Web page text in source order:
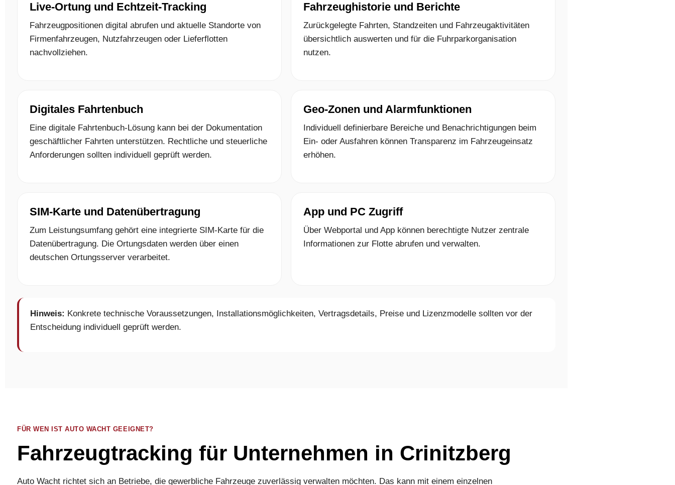
Live-Ortung und Echtzeit-Tracking
Fahrzeugpositionen digital abrufen und aktuelle Standorte von
Firmenfahrzeugen, Nutzfahrzeugen oder Lieferflotten
nachvollziehen.
Fahrzeughistorie und Berichte
Zurückgelegte Fahrten, Standzeiten und Fahrzeugaktivitäten
übersichtlich auswerten und für die Fuhrparkorganisation
nutzen.
Digitales Fahrtenbuch
Eine digitale Fahrtenbuch-Lösung kann bei der Dokumentation
geschäftlicher Fahrten unterstützen. Rechtliche und steuerliche
Anforderungen sollten individuell geprüft werden.
Geo-Zonen und Alarmfunktionen
Individuell definierbare Bereiche und Benachrichtigungen beim
Ein- oder Ausfahren können Transparenz im Fahrzeugeinsatz
erhöhen.
SIM-Karte und Datenübertragung
Zum Leistungsumfang gehört eine integrierte SIM-Karte für die
Datenübertragung. Die Ortungsdaten werden über einen
deutschen Ortungsserver verarbeitet.
App und PC Zugriff
Über Webportal und App können berechtigte Nutzer zentrale
Informationen zur Flotte abrufen und verwalten.
Hinweis: Konkrete technische Voraussetzungen, Installationsmöglichkeiten, Vertragsdetails, Preise und Lizenzmodelle sollten vor der
Entscheidung individuell geprüft werden.
FÜR WEN IST AUTO WACHT GEEIGNET?
Fahrzeugtracking für Unternehmen in Crinitzberg
Auto Wacht richtet sich an Betriebe, die gewerbliche Fahrzeuge zuverlässig verwalten möchten. Das kann mit einem einzelnen